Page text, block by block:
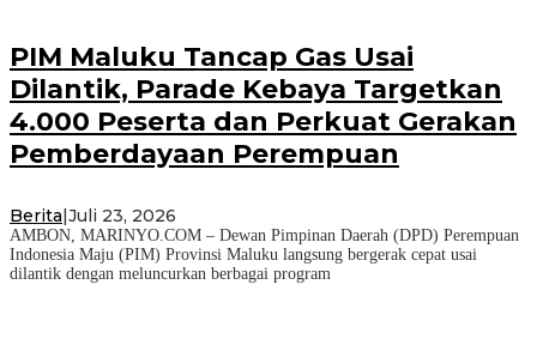
PIM Maluku Tancap Gas Usai
Dilantik, Parade Kebaya Targetkan
4.000 Peserta dan Perkuat Gerakan
Pemberdayaan Perempuan
Berita Juli 23, 2026
AMBON, MARINYO.COM – Dewan Pimpinan Daerah (DPD) Perempuan
Indonesia Maju (PIM) Provinsi Maluku langsung bergerak cepat usai
dilantik dengan meluncurkan berbagai program